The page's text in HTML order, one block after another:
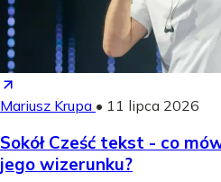
Mariusz Krupa • 11 lipca 2026
Sokół Cześć tekst - co
jego wizerunku?